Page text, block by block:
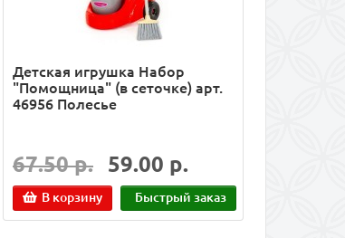
Детская игрушка Набор
"Помощница" (в сеточке) арт.
46956 Полесье
67.50 р. 59.00 р.
В корзину Быстрый заказ